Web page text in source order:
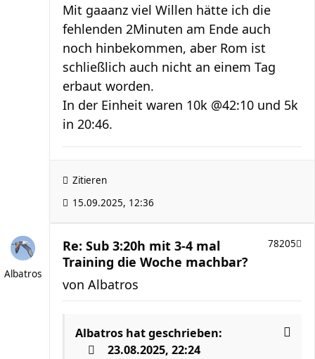
Mit gaaanz viel Willen hätte ich die
fehlenden 2Minuten am Ende auch
noch hinbekommen, aber Rom ist
schließlich auch nicht an einem Tag
erbaut worden.
In der Einheit waren 10k @42:10 und 5k
in 20:46.
Zitieren
15.09.2025, 12:36
Albatros
Re: Sub 3:20h mit 3-4 mal
Training die Woche machbar?
78205
von Albatros
Albatros hat geschrieben:
23.08.2025, 22:24